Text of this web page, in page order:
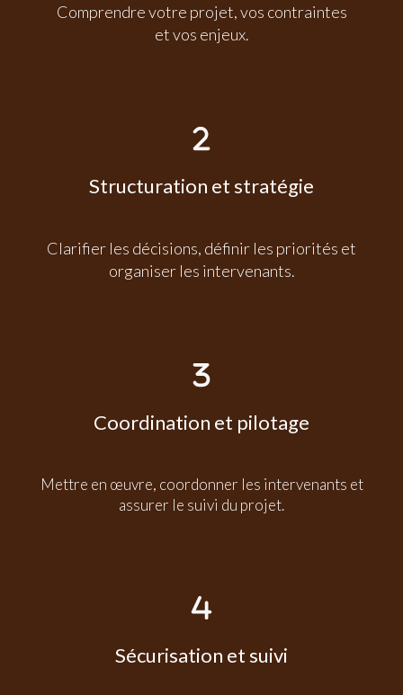
Comprendre votre projet, vos contraintes
et vos enjeux.
Structuration et stratégie
Clarifier les décisions, définir les priorités et
organiser les intervenants.
Coordination et pilotage
Mettre en œuvre, coordonner les intervenants et
assurer le suivi du projet.
Sécurisation et suivi